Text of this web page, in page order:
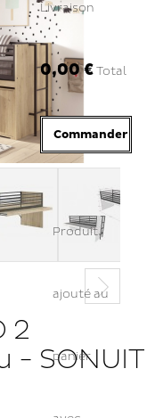
Livraison
0,00 €Total
Commander
Produit
ajouté au
panier
2
- SONUIT